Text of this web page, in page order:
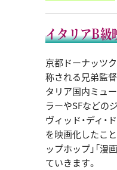
イタリアB級
京都ドーナッツ
称される兄弟監
タリア国内ミュ
ラーやSFなどの
ヴィッド・ディ・
を映画化したこ
ップホップ」「漫
ていきます。